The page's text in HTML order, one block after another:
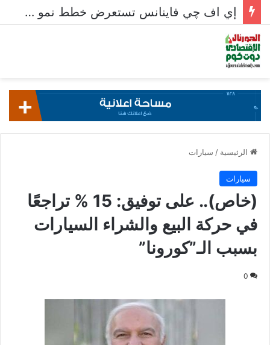
إي اف چي فاينانس تستعرض خطط نمو «بلد» لتعزيز حضورها في سوق تحويلات المصريين بالخارج
الرئيسية / سيارات
سيارات
(خاص).. على توفيق: 15 % تراجعًا
في حركة البيع والشراء السيارات
بسبب الـ”كورونا”
0